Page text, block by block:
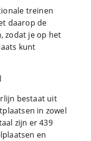
treinen
daarop de
zodat je op het
kunt
bestaat uit
in zowel
zijn er 439
en